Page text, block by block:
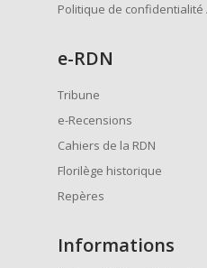
Politique de
e-RDN
Tribune
e-Recensions
Cahiers de la RDN
Florilège historique
Repères
Informations